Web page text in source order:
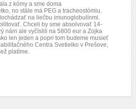
z kómy a sme doma
no stále má PEG a tracheostómiu.
na liečbu imunoglobulínmi.
Chceli by sme absolvovať 14-
nám ale vyčíslili na 5800 eur a Zojka
len jeden a popri tom budeme musieť
Centra Svetielko v Prešove,
platíme.